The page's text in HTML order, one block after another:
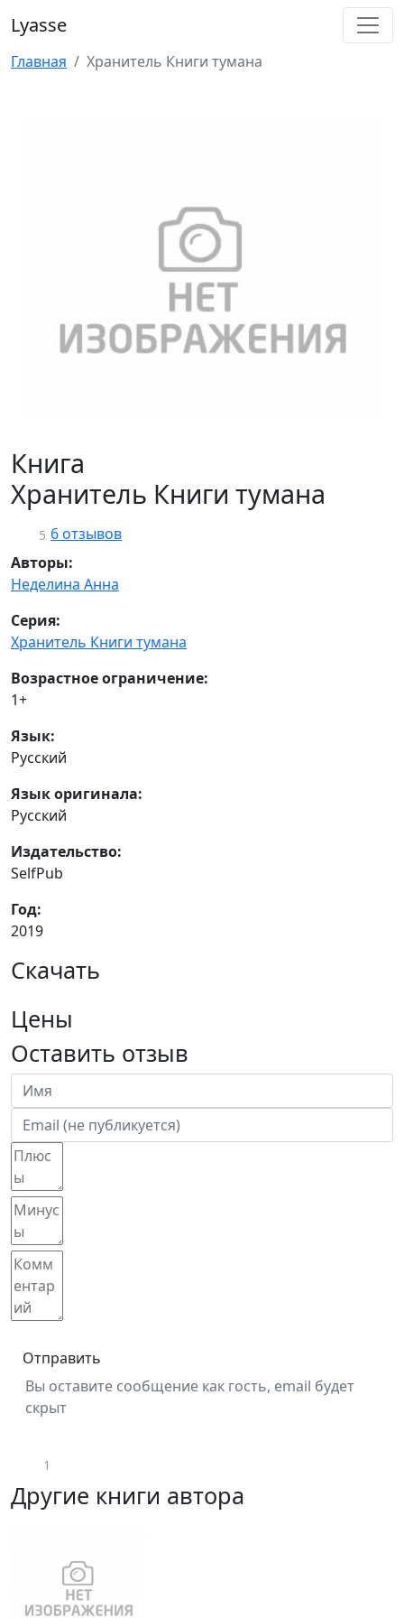
Lyasse
Главная Хранитель Книги тумана
Книга
Хранитель Книги тумана
5 6 отзывов
Авторы:
Неделина Анна
Серия:
Хранитель Книги тумана
Возрастное ограничение:
1+
Язык:
Русский
Язык оригинала:
Русский
Издательство:
SelfPub
Год:
2019
Скачать
Цены
Оставить отзыв
Отправить
Вы оставите сообщение как гость, email будет
скрыт
1
Другие книги автора